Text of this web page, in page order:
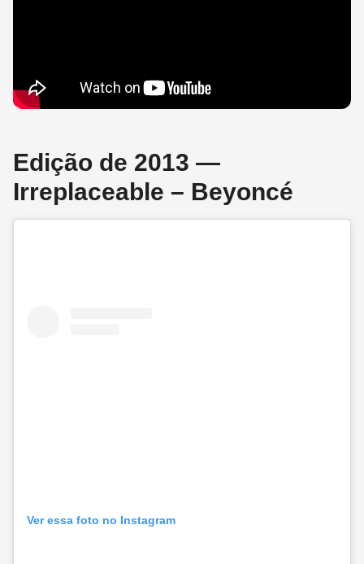
Edição de 2013 —
Irreplaceable – Beyoncé
Ver essa foto no Instagram